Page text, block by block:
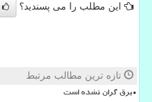
این مطلب را می پسندید؟
تازه ترین مطالب مرتبط
برق گران نشده است